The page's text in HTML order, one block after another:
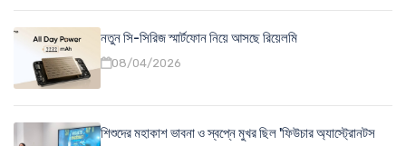
নতুন সি-সিরিজ স্মার্টফোন নিয়ে আসছে রিয়েলমি
08/04/2026
শিশুদের মহাকাশ ভাবনা ও স্বপ্নে মুখর ছিল 'ফিউচার অ্যাস্ট্রোনটস